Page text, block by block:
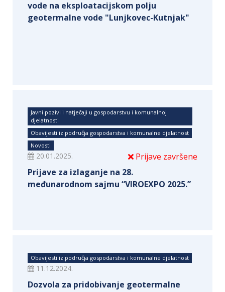
vode na eksploatacijskom polju
geotermalne vode "Lunjkovec-Kutnjak"
Javni pozivi i natječaji u gospodarstvu i komunalnoj
djelatnosti
Obavijesti iz područja gospodarstva i komunalne djelatnost
Novosti
Prijave završene
20.01.2025.
Prijave za izlaganje na 28.
međunarodnom sajmu “VIROEXPO 2025.”
Obavijesti iz područja gospodarstva i komunalne djelatnost
11.12.2024.
Dozvola za pridobivanje geotermalne